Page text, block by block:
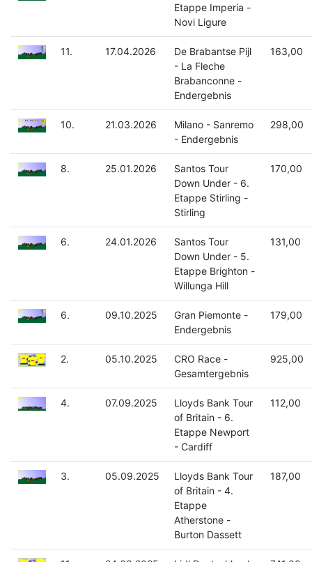
Etappe Imperia -
Novi Ligure
11. 17.04.2026
De Brabantse Pijl
- La Fleche
Brabanconne -
Endergebnis
163,00
10. 21.03.2026
Milano - Sanremo
- Endergebnis
298,00
8. 25.01.2026
Santos Tour
Down Under - 6.
Etappe Stirling -
Stirling
170,00
6. 24.01.2026
Santos Tour
Down Under - 5.
Etappe Brighton -
Willunga Hill
131,00
6. 09.10.2025
Gran Piemonte -
Endergebnis
179,00
2. 05.10.2025
CRO Race -
Gesamtergebnis
925,00
4. 07.09.2025
Lloyds Bank Tour
of Britain - 6.
Etappe Newport
- Cardiff
112,00
3. 05.09.2025
Lloyds Bank Tour
of Britain - 4.
Etappe
Atherstone -
Burton Dassett
187,00